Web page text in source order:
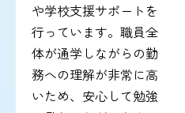
や学校支援サポートを
行っています。職員全
体が通学しながらの勤
務への理解が非常に高
いため、安心して勉強